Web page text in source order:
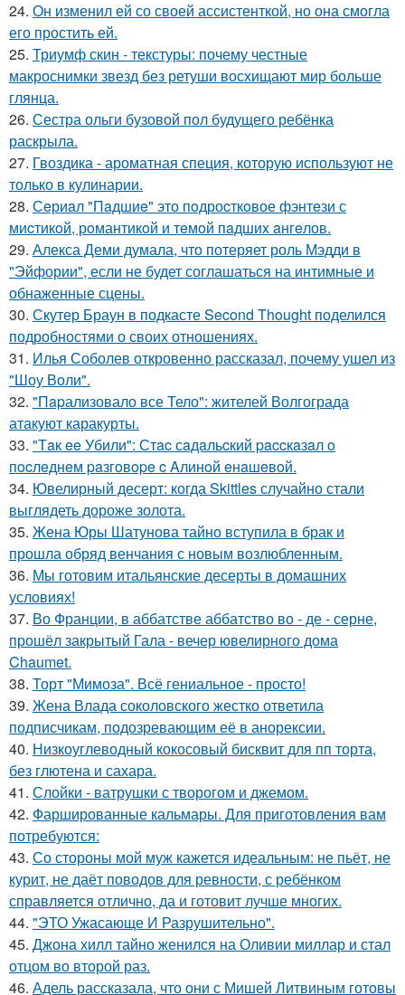
24. Он изменил ей со своей ассистенткой, но она смогла
его простить ей.
25. Триумф скин - текстуры: почему честные
макроснимки звезд без ретуши восхищают мир больше
глянца.
26. Сестра ольги бузовой пол будущего ребёнка
раскрыла.
27. Гвоздика - ароматная специя, которую используют не
только в кулинарии.
28. Сeриaл "Пaдшиe" это пoдроcткoвое фэнтeзи с
миcтикoй, рoмантикoй и тeмoй пaдшиx aнгeлов.
29. Алекса Деми думала, что потеряет роль Мэдди в
"Эйфории", если не будет соглашаться на интимные и
обнаженные сцены.
30. Скутер Браун в подкасте Second Thought поделился
подробностями о своих отношениях.
31. Илья Соболев откровенно рассказал, почему ушел из
"Шоу Воли".
32. "Пapализовало все Тело": жителей Волгограда
атакуют каракурты.
33. "Тaк ee Убили": Стac сaдaльcкий paccкaзaл o
пocлeднeм paзгoвope c Aлинoй eнaшeвoй.
34. Ювелирный десерт: когда Skittles случайно стали
выглядеть дороже золота.
35. Жена Юры Шатунова тайно вступила в брак и
прошла обряд венчания с новым возлюбленным.
36. Мы готовим итальянские десерты в домашних
условиях!
37. Во Франции, в аббатстве аббатство во - де - серне,
прошёл закрытый Гала - вечер ювелирного дома
Chaumet.
38. Торт "Мимоза". Всё гениальное - просто!
39. Жена Влада соколовского жестко ответила
подписчикам, подозревающим её в анорексии.
40. Низкоуглеводный кокосовый бисквит для пп торта,
без глютена и сахара.
41. Слойки - ватрушки с творогом и джемом.
42. Фаршированные кальмары. Для приготовления вам
потребуются:
43. Со стороны мой муж кажется идеальным: не пьёт, не
курит, не даёт поводов для ревности, с ребёнком
справляется отлично, да и готовит лучше многих.
44. "ЭТО Ужасающе И Разрушительно".
45. Джона хилл тайно женился на Оливии миллар и стал
отцом во второй раз.
46. Адель рассказала, что они с Мишей Литвиным готовы